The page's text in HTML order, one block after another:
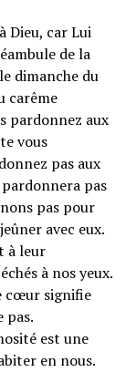
Dieu, car Lui
de la
dimanche du
carême
pardonnez aux
vous
pas aux
pas
pas pour
avec eux.
à leur
à nos yeux.
cœur signifie
pas.
est une
en nous.